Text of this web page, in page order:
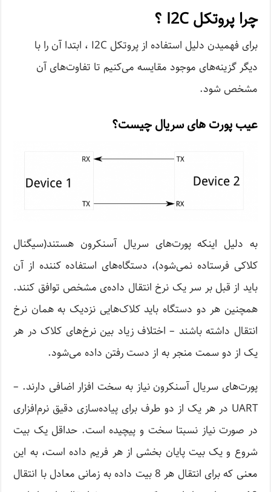
چرا پروتکل I2C ؟
برای فهمیدن دلیل استفاده از پروتکل I2C ، ابتدا آن را با
دیگر گزینه‌های موجود مقایسه می‌کنیم تا تفاوت‌های آن
مشخص شود.
عیب پورت های سریال چیست؟
به دلیل اینکه پورت‌های سریال آسنکرون هستند(سیگنال
کلاکی فرستاده نمی‌شود)، دستگاه‌های استفاده کننده از آن
باید از قبل بر سر یک نرخ انتقال داده‌ی مشخص توافق کنند.
همچنین هر دو دستگاه باید کلاک‌هایی نزدیک به همان نرخ
انتقال داشته باشند – اختلاف زیاد بین نرخ‌های کلاک در هر
یک از دو سمت منجر به از دست رفتن داده می‌شود.
پورت‌های سریال آسنکرون نیاز به سخت افزار اضافی دارند. –
UART در هر یک از دو طرف برای پیاده‌سازی دقیق نرم‌افزاری
در صورت نیاز نسبتا سخت و پیچیده است. حداقل یک بیت
شروع و یک بیت پایان بخشی از هر فریم داده است، به این
معنی که برای انتقال هر 8 بیت داده به زمانی معادل با انتقال